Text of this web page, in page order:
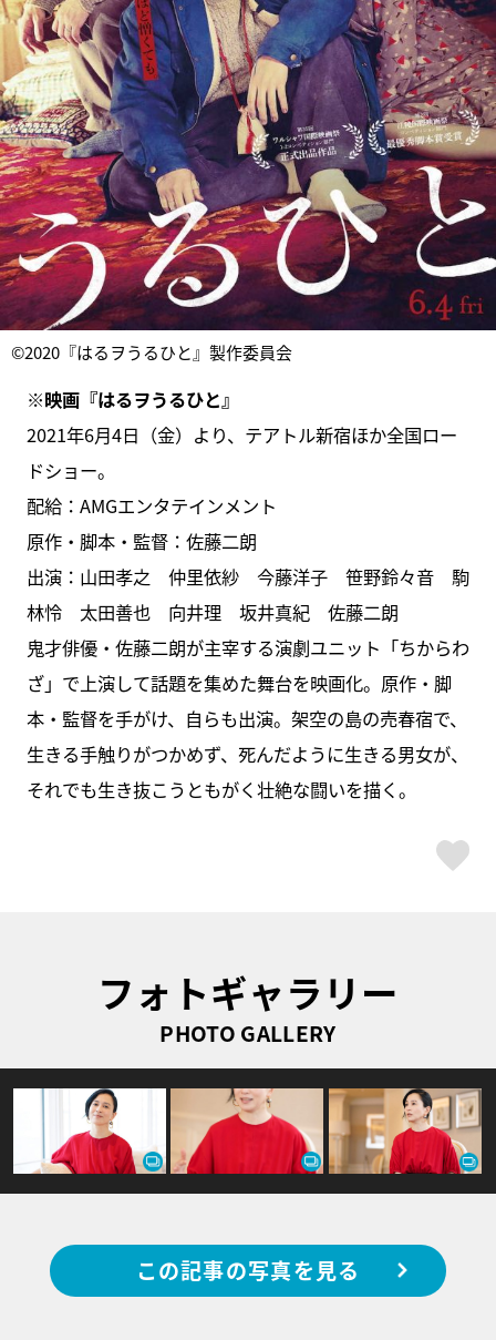
©︎2020『はるヲうるひと』製作委員会
※映画『はるヲうるひと』
2021年6月4日（金）より、テアトル新宿ほか全国ロー
ドショー。
配給：AMGエンタテインメント
原作・脚本・監督：佐藤二朗
出演：山田孝之 仲里依紗 今藤洋子 笹野鈴々音 駒
林怜 太田善也 向井理 坂井真紀 佐藤二朗
鬼才俳優・佐藤二朗が主宰する演劇ユニット「ちからわ
ざ」で上演して話題を集めた舞台を映画化。原作・脚
本・監督を手がけ、自らも出演。架空の島の売春宿で、
生きる手触りがつかめず、死んだように生きる男女が、
それでも生き抜こうともがく壮絶な闘いを描く。
フォトギャラリー
PHOTO GALLERY
この記事の写真を見る